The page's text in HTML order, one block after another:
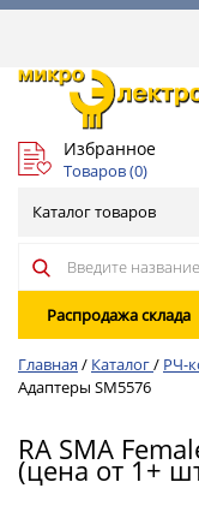
Избранное
Товаров (0)
Каталог товаров
Распродажа склада
Главная / Каталог/ РЧ-
Адаптеры SM5576
RA SMA
(цена от 1+